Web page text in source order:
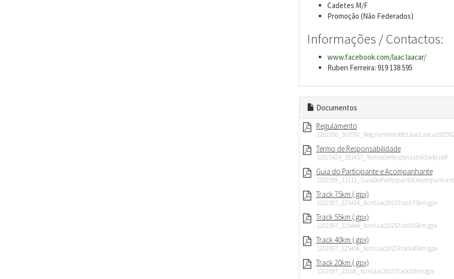
Cadetes M/F
Promoção (Não Federados)
Informações / Contactos:
www.facebook.com/laac.laacar/
Ruben Ferreira: 919 138 595
Documentos
Regulamento
Termo de Responsabilidade
12025424_193457_TermoDeResponsabilidade.pdf
Guia do Participante e Acompanhante
Track 75km (.gpx)
1202597_225434_Xcmlaac2025Track75km.gpx
Track 55km (.gpx)
1202597_225444_Xcmlaac2025Track55km.gpx
Track 40km (.gpx)
1202597_225456_Xcmlaac2025Track40km.gpx
Track 20km (.gpx)
1202597_22556_Xcmlaac2025Track20km.gpx